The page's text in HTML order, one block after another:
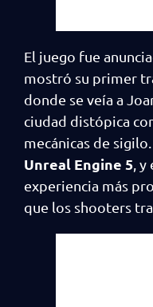
El juego fue
mostró su primer
donde se veía a
ciudad distópica
mecánicas de
Unreal Engine 5 ,
experiencia más
que los shooters